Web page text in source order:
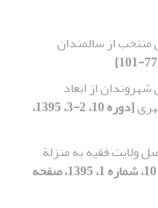
از سالمندان
از ابعاد
[دوره 10، 2-3، 1395،
ولایت فقیه به منزلة
[دوره 10، شماره 1، 1395، صفحه